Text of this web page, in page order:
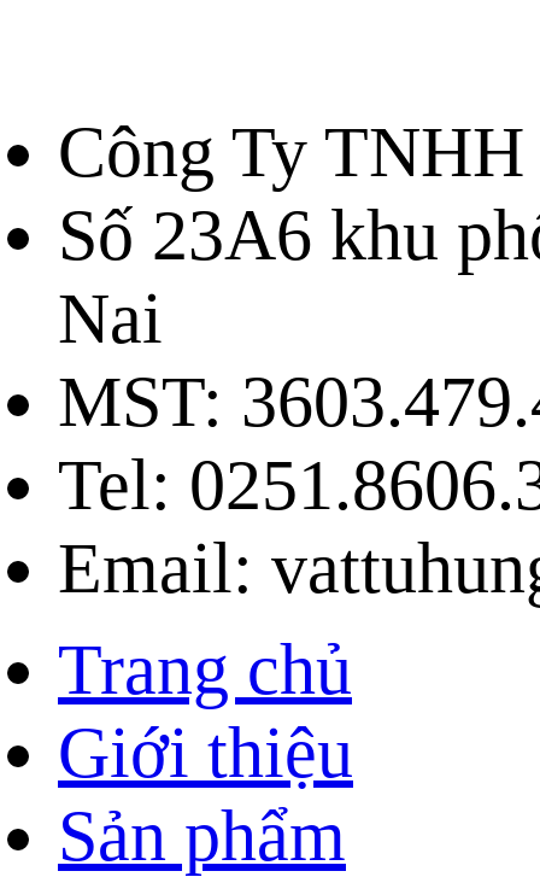
Công Ty
Số 23A6 khu
Nai
MST:
Tel:
Email:
Trang chủ
Giới thiệu
Sản phẩm